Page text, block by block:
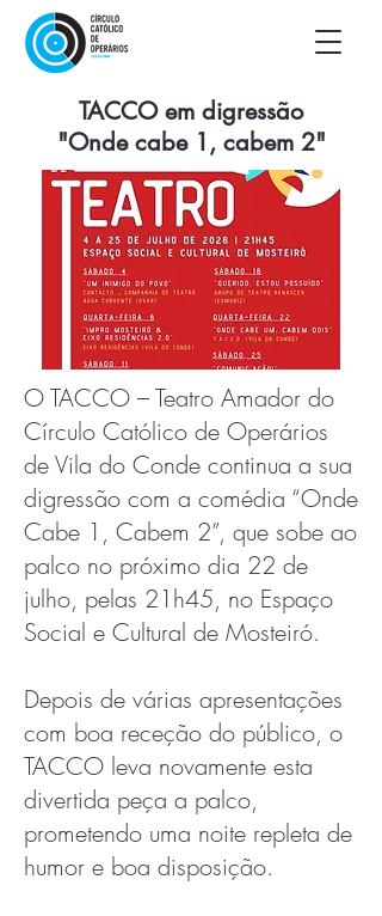
TACCO em digressão
"Onde cabe 1, cabem 2"
O TACCO – Teatro Amador do
Círculo Católico de Operários
de Vila do Conde continua a sua
digressão com a comédia “Onde
Cabe 1, Cabem 2”, que sobe ao
palco no próximo dia 22 de
julho, pelas 21h45, no Espaço
Social e Cultural de Mosteiró.
Depois de várias apresentações
com boa receção do público, o
TACCO leva novamente esta
divertida peça a palco,
prometendo uma noite repleta de
humor e boa disposição.